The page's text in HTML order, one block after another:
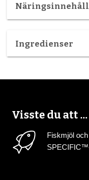
Näringsinnehåll
Ingredienser
Visste du att ...
Fiskmjöl